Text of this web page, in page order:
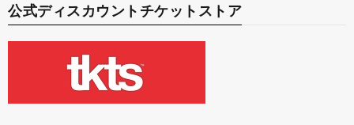
公式ディスカウントチケットストア